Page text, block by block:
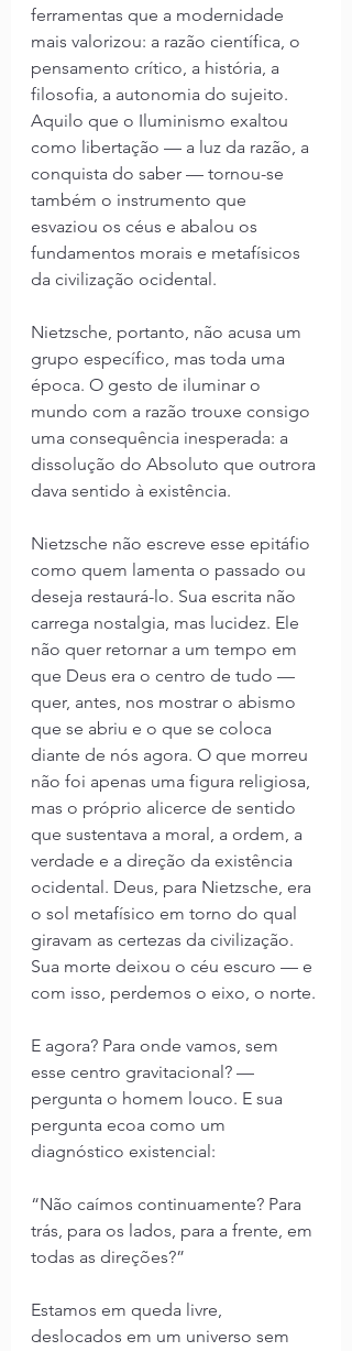
ferramentas que a modernidade
mais valorizou: a razão científica, o
pensamento crítico, a história, a
filosofia, a autonomia do sujeito.
Aquilo que o Iluminismo exaltou
como libertação — a luz da razão, a
conquista do saber — tornou-se
também o instrumento que
esvaziou os céus e abalou os
fundamentos morais e metafísicos
da civilização ocidental.
Nietzsche, portanto, não acusa um
grupo específico, mas toda uma
época. O gesto de iluminar o
mundo com a razão trouxe consigo
uma consequência inesperada: a
dissolução do Absoluto que outrora
dava sentido à existência.
Nietzsche não escreve esse epitáfio
como quem lamenta o passado ou
deseja restaurá-lo. Sua escrita não
carrega nostalgia, mas lucidez. Ele
não quer retornar a um tempo em
que Deus era o centro de tudo —
quer, antes, nos mostrar o abismo
que se abriu e o que se coloca
diante de nós agora. O que morreu
não foi apenas uma figura religiosa,
mas o próprio alicerce de sentido
que sustentava a moral, a ordem, a
verdade e a direção da existência
ocidental. Deus, para Nietzsche, era
o sol metafísico em torno do qual
giravam as certezas da civilização.
Sua morte deixou o céu escuro — e
com isso, perdemos o eixo, o norte.
E agora? Para onde vamos, sem
esse centro gravitacional? —
pergunta o homem louco. E sua
pergunta ecoa como um
diagnóstico existencial:
“Não caímos continuamente? Para
trás, para os lados, para a frente, em
todas as direções?”
Estamos em queda livre,
deslocados em um universo sem